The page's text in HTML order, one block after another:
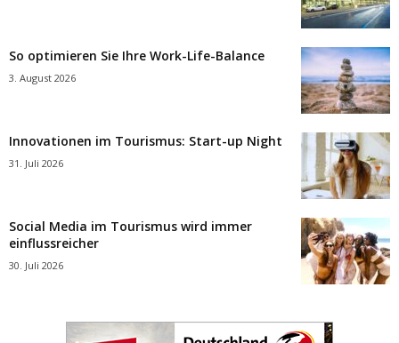
So optimieren Sie Ihre Work-Life-Balance
3. August 2026
Innovationen im Tourismus: Start-up Night
31. Juli 2026
Social Media im Tourismus wird immer
einflussreicher
30. Juli 2026